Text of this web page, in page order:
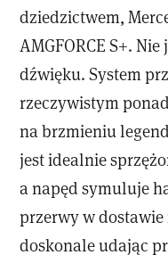
dziedzictwem,
AMGFORCE S+.
dźwięku. System
rzeczywistym
na brzmieniu
jest idealnie
a napęd symuluje
przerwy w
doskonale udając